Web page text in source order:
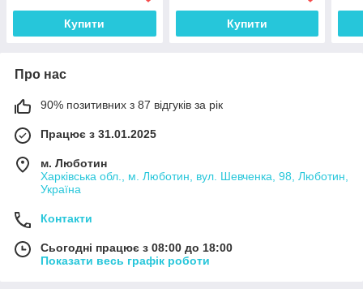
Купити Купити
Про нас
90% позитивних з 87 відгуків за рік
Працює з 31.01.2025
м. Люботин
Харківська обл., м. Люботин, вул. Шевченка, 98, Люботин,
Україна
Контакти
Сьогодні працює з 08:00 до 18:00
Показати весь графік роботи